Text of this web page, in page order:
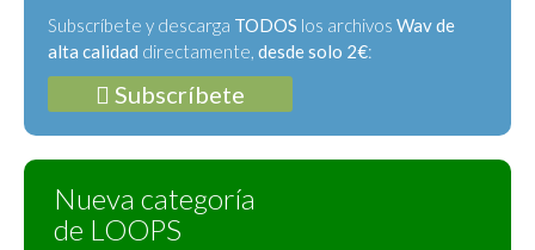
Subscríbete y descarga TODOS los archivos Wav de
alta calidad directamente, desde solo 2€:
Subscríbete
Nueva categoría
de LOOPS